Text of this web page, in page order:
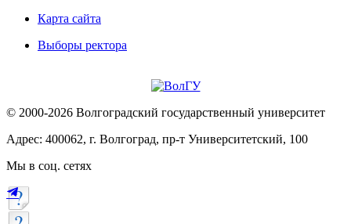
Карта сайта
Выборы ректора
© 2000-2026 Волгоградский государственный университет
Адрес: 400062, г. Волгоград, пр-т Университетский, 100
Мы в соц. сетях